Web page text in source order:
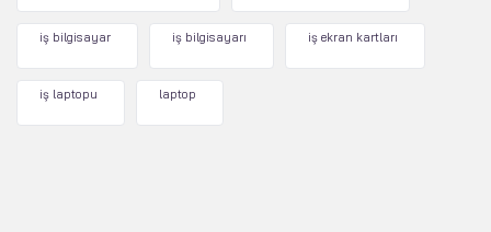
iş bilgisayar iş bilgisayarı iş ekran kartları
iş laptopu laptop